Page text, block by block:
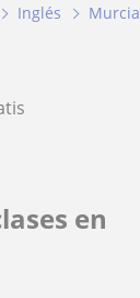
Inglés Murcia
en